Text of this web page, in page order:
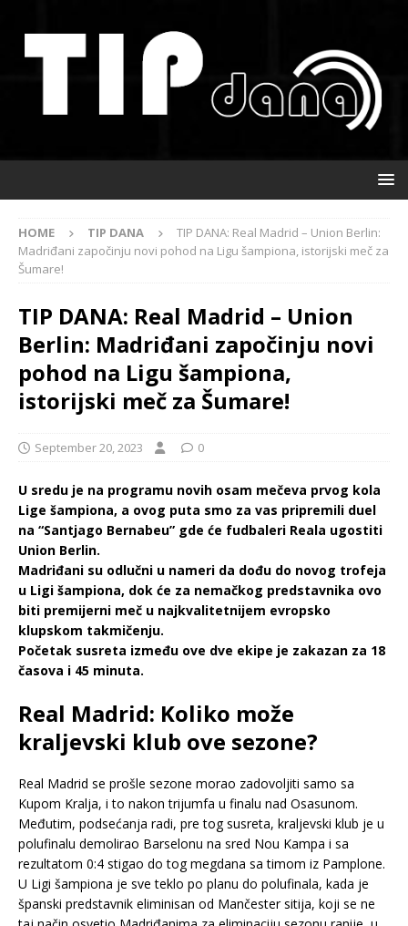
HOME TIP DANA
TIP DANA: Real Madrid – Union Berlin:
Madriđani započinju novi pohod na Ligu šampiona, istorijski meč za
Šumare!
TIP DANA: Real Madrid – Union
Berlin: Madriđani započinju novi
pohod na Ligu šampiona,
istorijski meč za Šumare!
September 20, 2023 0
U sredu je na programu novih osam mečeva prvog kola
Lige šampiona, a ovog puta smo za vas pripremili duel
na “Santjago Bernabeu” gde će fudbaleri Reala ugostiti
Union Berlin.
Madriđani su odlučni u nameri da dođu do novog trofeja
u Ligi šampiona, dok će za nemačkog predstavnika ovo
biti premijerni meč u najkvalitetnijem evropsko
klupskom takmičenju.
Početak susreta između ove dve ekipe je zakazan za 18
časova i 45 minuta.
Real Madrid: Koliko može
kraljevski klub ove sezone?
Real Madrid se prošle sezone morao zadovoljiti samo sa
Kupom Kralja, i to nakon trijumfa u finalu nad Osasunom.
Međutim, podsećanja radi, pre tog susreta, kraljevski klub je u
polufinalu demolirao Barselonu na sred Nou Kampa i sa
rezultatom 0:4 stigao do tog megdana sa timom iz Pamplone.
U Ligi šampiona je sve teklo po planu do polufinala, kada je
španski predstavnik eliminisan od Mančester sitija, koji se ne